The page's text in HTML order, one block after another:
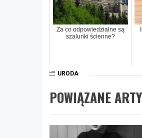
Za co odpowiedzialne są
szalunki ścienne?
URODA
POWIĄZANE